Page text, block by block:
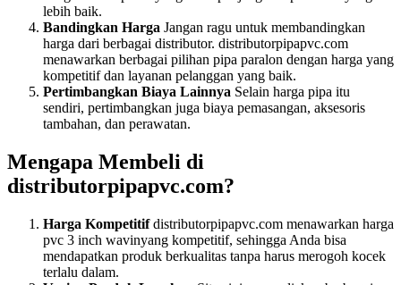
lebih baik.
Bandingkan Harga Jangan ragu untuk membandingkan
harga dari berbagai distributor. distributorpipapvc.com
menawarkan berbagai pilihan pipa paralon dengan harga yang
kompetitif dan layanan pelanggan yang baik.
Pertimbangkan Biaya Lainnya Selain harga pipa itu
sendiri, pertimbangkan juga biaya pemasangan, aksesoris
tambahan, dan perawatan.
Mengapa Membeli di
distributorpipapvc.com?
Harga Kompetitifdistributorpipapvc.com menawarkan harga
pvc 3 inch wavinyang kompetitif, sehingga Anda bisa
mendapatkan produk berkualitas tanpa harus merogoh kocek
terlalu dalam.